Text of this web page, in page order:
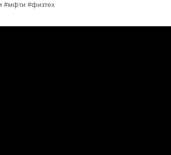
#мфти #физтех